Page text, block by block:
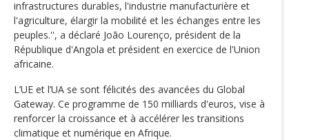
infrastructures durables, l'industrie manufacturière et
l'agriculture, élargir la mobilité et les échanges entre les
peuples.'', a déclaré João Lourenço, président de la
République d'Angola et président en exercice de l'Union
africaine.
L’UE et l’UA se sont félicités des avancées du Global
Gateway. Ce programme de 150 milliards d'euros, vise à
renforcer la croissance et à accélérer les transitions
climatique et numérique en Afrique.